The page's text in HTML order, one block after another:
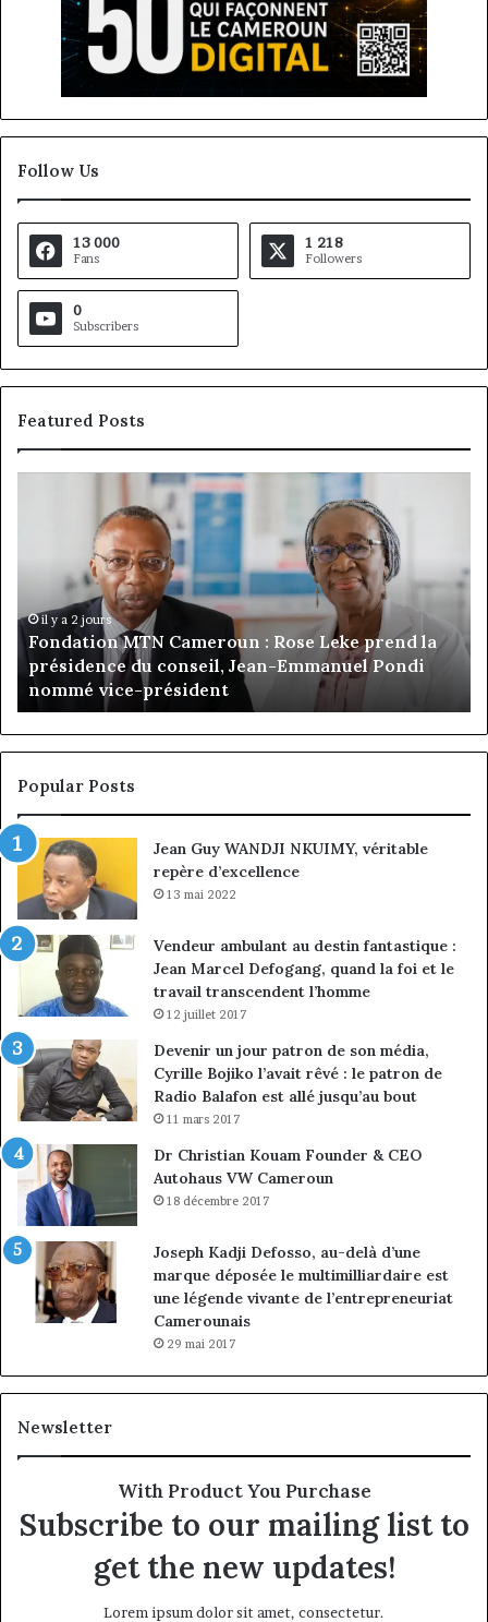
Follow Us
13 000
Fans
1 218
Followers
0
Subscribers
Featured Posts
d’Advans
Cameroun
choix
de
la
croissance
sous
discipline
il y a 4 jours
Gaëtan Debuchy à la tête d’Advans Cameroun : le
choix de la croissance sous discipline
à
la
Popular Posts
Jean Guy WANDJI NKUIMY, véritable
repère d’excellence
13 mai 2022
Vendeur ambulant au destin fantastique :
Jean Marcel Defogang, quand la foi et le
travail transcendent l’homme
12 juillet 2017
Devenir un jour patron de son média,
Cyrille Bojiko l’avait rêvé : le patron de
Radio Balafon est allé jusqu’au bout
11 mars 2017
Dr Christian Kouam Founder & CEO
Autohaus VW Cameroun
18 décembre 2017
Joseph Kadji Defosso, au-delà d’une
marque déposée le multimilliardaire est
une légende vivante de l’entrepreneuriat
Camerounais
29 mai 2017
Newsletter
With Product You Purchase
Subscribe to our mailing list to
get the new updates!
Lorem ipsum dolor sit amet, consectetur.